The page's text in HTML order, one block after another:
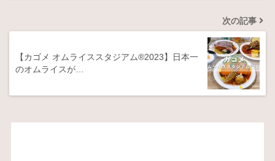
次の記事
【カゴメ オムライススタジアム®2023】日本一
のオムライスが…